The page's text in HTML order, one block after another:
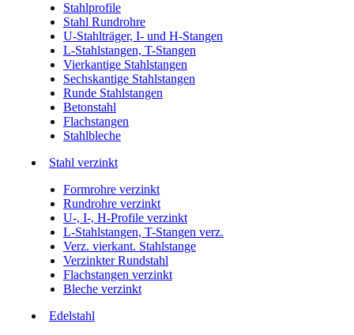
Stahlprofile
Stahl Rundrohre
U-Stahlträger, I- und H-Stangen
L-Stahlstangen, T-Stangen
Vierkantige Stahlstangen
Sechskantige Stahlstangen
Runde Stahlstangen
Betonstahl
Flachstangen
Stahlbleche
Stahl verzinkt
Formrohre verzinkt
Rundrohre verzinkt
U-, I-, H-Profile verzinkt
L-Stahlstangen, T-Stangen verz.
Verz. vierkant. Stahlstange
Verzinkter Rundstahl
Flachstangen verzinkt
Bleche verzinkt
Edelstahl